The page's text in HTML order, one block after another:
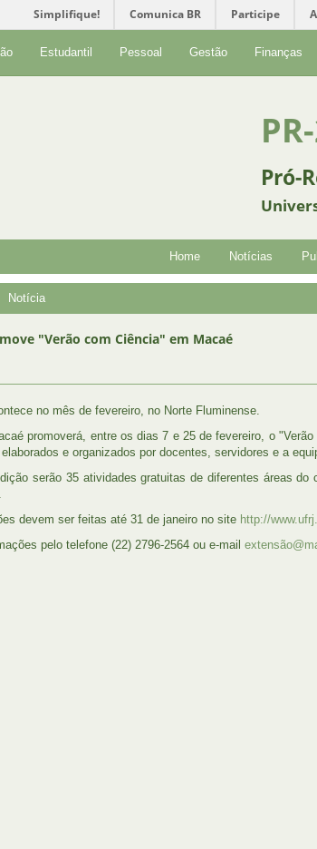
Simplifique! Comunica BR Participe
Estudantil Pessoal Gestão Finanças
Pró-
Home Notícias
Notícia
"Verão com Ciência" em Macaé
no mês de fevereiro, no Norte Fluminense.
promoverá, entre os dias 7 e 25 de fevereiro, o
e organizados por docentes, servidores e a
serão 35 atividades gratuitas de diferentes áreas
devem ser feitas até 31 de janeiro no site http://
pelo telefone (22) 2796-2564 ou e-mail